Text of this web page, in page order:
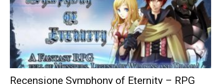
Recensione Symphony of Eternity – RPG